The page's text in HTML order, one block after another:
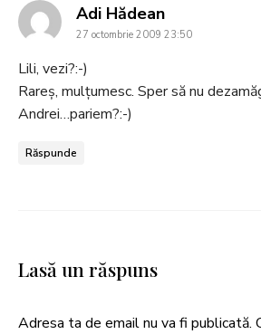
Adi Hădeansays:
27 octombrie 2009 23:50
Lili, vezi?:-)
Rareș, mulțumesc. Sper să nu
Andrei…pariem?:-)
Răspunde
Lasă un răspuns
Adresa ta de email nu va fi publicată.